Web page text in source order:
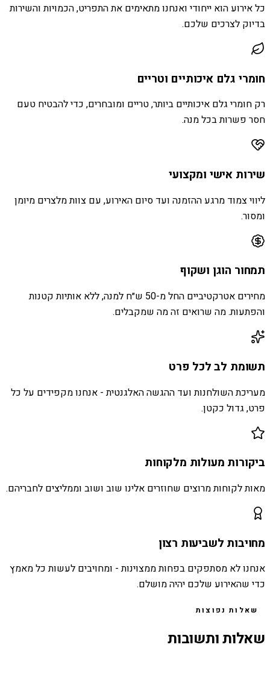
כל אירוע הוא ייחודי ואנחנו מתאימים את התפריט, הכמויות והשירות
בדיוק לצרכים שלכם.
חומרי גלם איכותיים וטריים
רק חומרי גלם איכותיים ביותר, טריים ומובחרים, כדי להבטיח טעם
חסר פשרות בכל מנה.
שירות אישי ומקצועי
ליווי צמוד מרגע ההזמנה ועד סיום האירוע, עם צוות מלצרים מיומן
ומסור.
תמחור הוגן ושקוף
מחירים אטרקטיביים החל מ-50 ש״ח למנה, ללא אותיות קטנות
והפתעות. מה שרואים זה מה שמקבלים.
תשומת לב לכל פרט
מעריכת השולחנות ועד ההגשה האלגנטית - אנחנו מקפידים על כל
פרט, גדול כקטן.
ביקורות מעולות מלקוחות
מאות לקוחות מרוצים שחוזרים אלינו שוב ושוב וממליצים לחבריהם.
מחויבות לשביעות רצון
אנחנו לא מסתפקים בפחות ממצוינות - ומחויבים לעשות כל מאמץ
כדי שהאירוע שלכם יהיה מושלם.
שאלות נפוצות
שאלות ותשובות